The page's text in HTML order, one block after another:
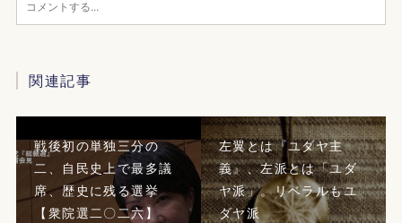
関連記事
戦後初の単独三分の
二、自民史上で最多議
席、歴史に残る選挙
【衆院選二〇二六】
左翼とは『ユダヤ主
義』、左派とは「ユダ
ヤ派」。リベラルもユ
ダヤ派